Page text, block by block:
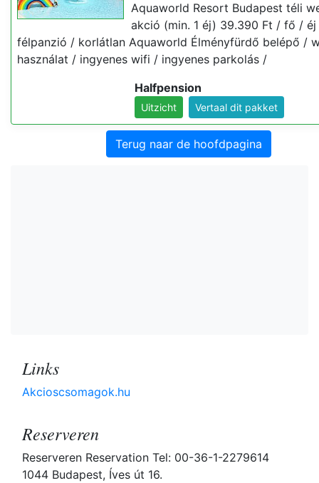
Aquaworld Resort Budapest téli
akció (min. 1 éj) 39.390 Ft / fő /
félpanzió / korlátlan Aquaworld Élményfürdő belépő /
használat / ingyenes wifi / ingyenes parkolás /
Halfpension
Uitzicht Vertaal dit pakket
Terug naar de hoofdpagina
Links
Akcioscsomagok.hu
Reserveren
Reserveren Reservation Tel: 00-36-1-2279614
1044 Budapest, Íves út 16.